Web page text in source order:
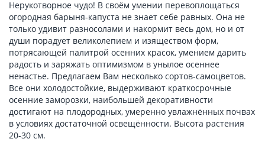
Нерукотворное чудо! В своём умении перевоплощаться
огородная барыня-капуста не знает себе равных. Она не
только удивит разносолами и накормит весь дом, но и от
души порадует великолепием и изяществом форм,
потрясающей палитрой осенних красок, умением дарить
радость и заряжать оптимизмом в унылое осеннее
ненастье. Предлагаем Вам несколько сортов-самоцветов.
Все они холодостойкие, выдерживают краткосрочные
осенние заморозки, наибольшей декоративности
достигают на плодородных, умеренно увлажнённых почвах
в условиях достаточной освещённости. Высота растения
20-30 см.